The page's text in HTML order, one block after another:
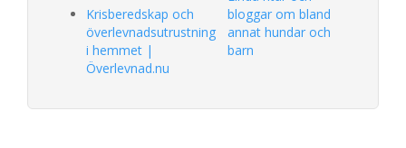
Krisberedskap och
överlevnadsutrustning
i hemmet |
Överlevnad.nu
bloggar om bland
annat hundar och
barn